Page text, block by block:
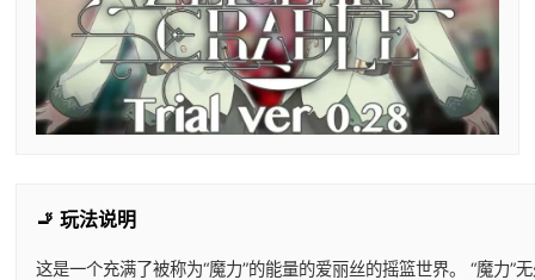
🚬 玩法说明
这是一个充满了被称为“魔力”的能量的爱丽丝的摇篮世界。 “魔力